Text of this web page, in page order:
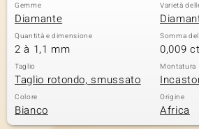
Gemme
Diamante
Varietà
Quantità e dimensione
2 à 1,1 mm
Somma
0,009 ct
Taglio
Taglio rotondo, smussato
Montatura
Colore
Bianco
Origine
Africa